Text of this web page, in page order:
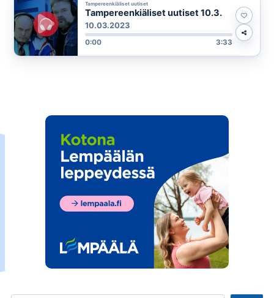
Tampereenkiäliset uutiset
Tampereenkiäliset uutiset 10.3.
10.03.2023
0:00 3:33